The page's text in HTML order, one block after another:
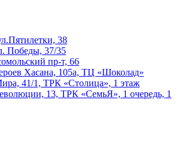
38
Победы, 37/35
пр-т, 66
Хасана, 105а, ТЦ «Шоколад»
41/1, ТРК «Столица», 1 этаж
13, ТРК «СемьЯ», 1 очередь, 1